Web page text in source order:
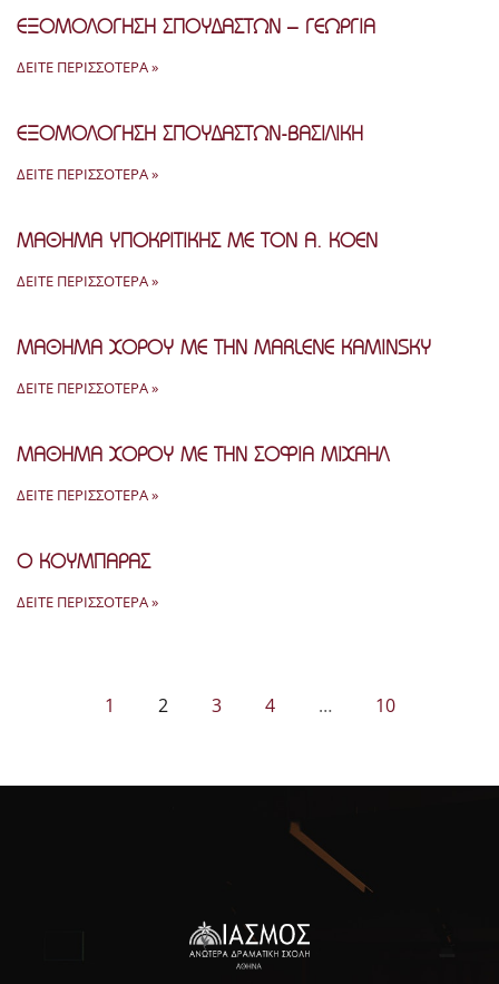
ΕΞΟΜΟΛΟΓΗΣΗ ΣΠΟΥΔΑΣΤΩΝ – ΓΕΩΡΓΙΑ
ΔΕΊΤΕ ΠΕΡΙΣΣΌΤΕΡΑ »
ΕΞΟΜΟΛΟΓΗΣΗ ΣΠΟΥΔΑΣΤΩΝ-ΒΑΣΙΛΙΚΗ
ΔΕΊΤΕ ΠΕΡΙΣΣΌΤΕΡΑ »
ΜΑΘΗΜΑ ΥΠΟΚΡΙΤΙΚΗΣ ΜΕ ΤΟΝ Α. ΚΟΕΝ
ΔΕΊΤΕ ΠΕΡΙΣΣΌΤΕΡΑ »
ΜΑΘΗΜΑ ΧΟΡΟΥ ΜΕ ΤΗΝ MARLENE KAMINSKY
ΔΕΊΤΕ ΠΕΡΙΣΣΌΤΕΡΑ »
ΜΑΘΗΜΑ ΧΟΡΟΥ ΜΕ ΤΗΝ ΣΟΦΙΑ ΜΙΧΑΗΛ
ΔΕΊΤΕ ΠΕΡΙΣΣΌΤΕΡΑ »
Ο ΚΟΥΜΠΑΡΑΣ
ΔΕΊΤΕ ΠΕΡΙΣΣΌΤΕΡΑ »
1 2 3 4 … 10